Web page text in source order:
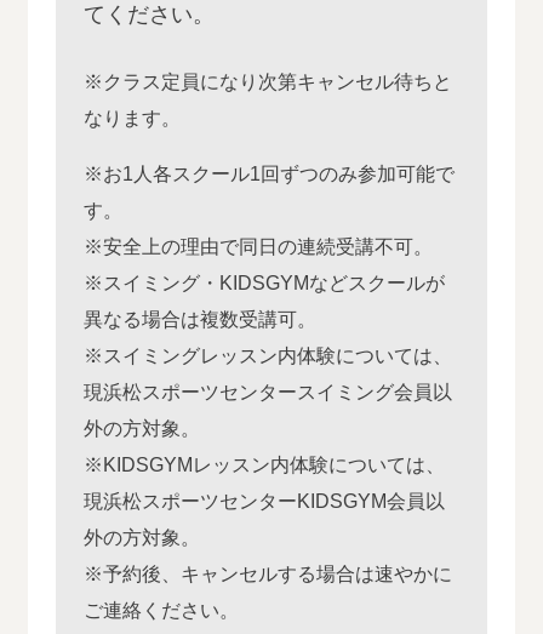
てください。
※クラス定員になり次第キャンセル待ちと
なります。
※お1人各スクール1回ずつのみ参加可能で
す。
※安全上の理由で同日の連続受講不可。
※スイミング・KIDSGYMなどスクールが
異なる場合は複数受講可。
※スイミングレッスン内体験については、
現浜松スポーツセンタースイミング会員以
外の方対象。
※KIDSGYMレッスン内体験については、
現浜松スポーツセンターKIDSGYM会員以
外の方対象。
※予約後、キャンセルする場合は速やかに
ご連絡ください。